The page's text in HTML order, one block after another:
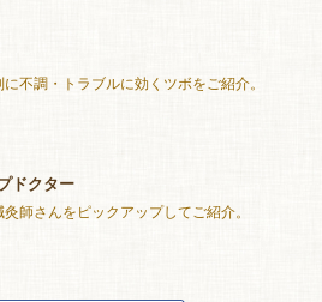
不調・トラブルに効くツボをご紹介。
ドクター
師さんをピックアップしてご紹介。